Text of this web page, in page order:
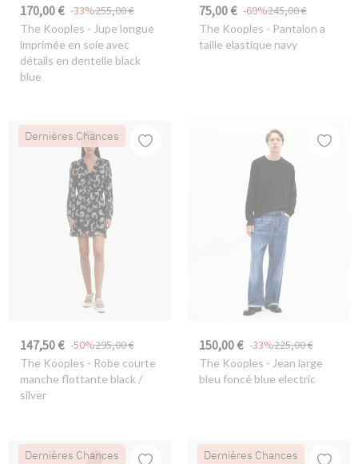
170,00 € 255,00 €
-33%
The Kooples - Jupe longue
imprimée en soie avec
détails en dentelle black
blue
75,00 € 245,00 €
-69%
The Kooples - Pantalon a
taille elastique navy
Dernières Chances
147,50 € 295,00 €
-50%
The Kooples - Robe courte
manche flottante black /
silver
150,00 € 225,00 €
-33%
The Kooples - Jean large
bleu foncé blue electric
Dernières Chances Dernières Chances